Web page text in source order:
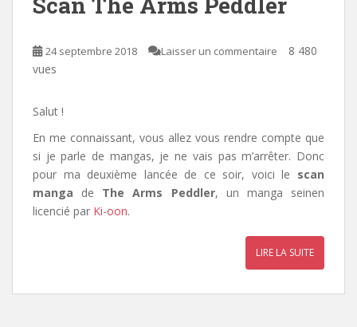
24 septembre 2018 Laisser un commentaire
8 480
vues
Salut !
En me connaissant, vous allez vous rendre compte que
si je parle de mangas, je ne vais pas m’arrêter. Donc
pour ma deuxième lancée de ce soir, voici le scan
manga de The Arms Peddler, un manga seinen
licencié par Ki-oon.
LIRE LA SUITE